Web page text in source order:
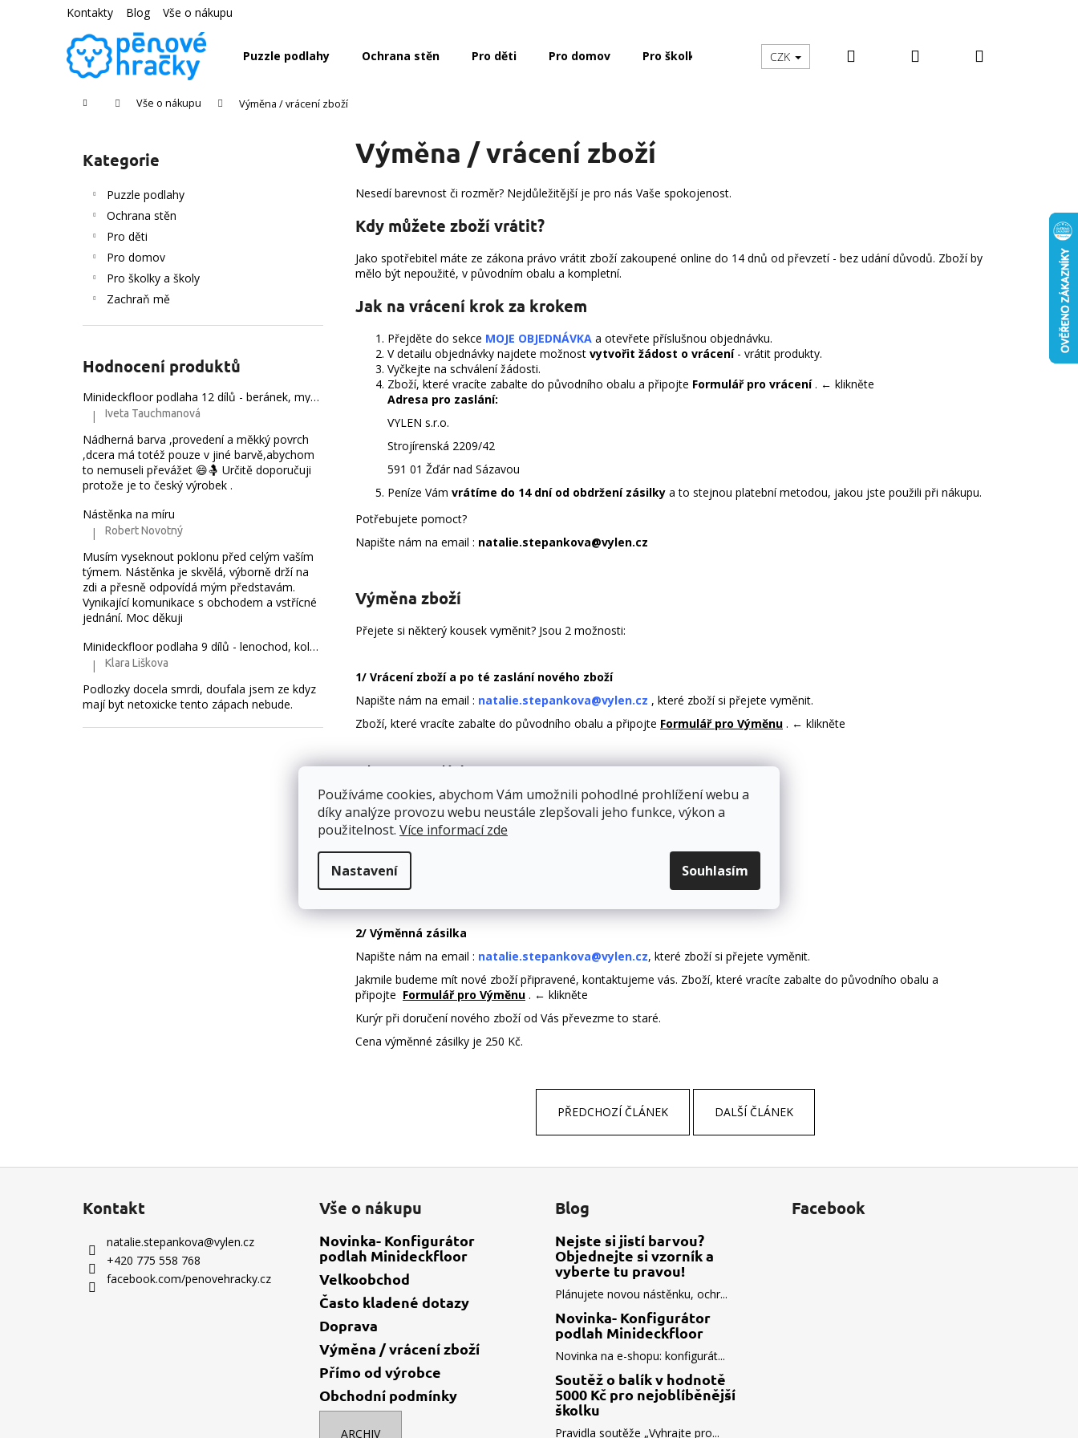
Používáme cookies, abychom Vám umožnili pohodlné prohlížení webu a
díky analýze provozu webu neustále zlepšovali jeho funkce, výkon a
použitelnost. Více informací zde
Nastavení Souhlasím
Kontakty Blog Vše o nákupu
Puzzle podlahy Ochrana stěn Pro děti Pro domov Pro školky a školy Zachraň mě Moje objednávka
CZK Hledat PřihlášeníNákupní
Domů Vše o nákupu Výměna / vrácení zboží
Přeskočit
kategorie
Kategorie
Puzzle podlahy
Ochrana stěn
Pro děti
Pro domov
Pro školky a školy
Zachraň mě
Hodnocení produktů
Minideckfloor podlaha 12 dílů - beránek, myška, mráček a duha 230162
Hodnocení produktu je 5 z 5 hvězdiček.
| Iveta Tauchmanová
Nádherná barva ,provedení a měkký povrch
,dcera má totéž pouze v jiné barvě,abychom
to nemuseli převážet 😄🤱 Určitě doporučuji
protože je to český výrobek .
Nástěnka na míru
Hodnocení produktu je 5 z 5 hvězdiček.
| Robert Novotný
Musím vyseknout poklonu před celým vaším
týmem. Nástěnka je skvělá, výborně drží na
zdi a přesně odpovídá mým představám.
Vynikající komunikace s obchodem a vstřícné
jednání. Moc děkuji
Minideckfloor podlaha 9 dílů - lenochod, koloušek a jednorožec 24-9-08
Hodnocení produktu je 5 z 5 hvězdiček.
| Klara Liškova
Podlozky docela smrdi, doufala jsem ze kdyz
mají byt netoxicke tento zápach nebude.
Výměna / vrácení zboží
Nesedí barevnost či rozměr? Nejdůležitější je pro nás Vaše spokojenost.
Kdy můžete zboží vrátit?
Jako spotřebitel máte ze zákona právo vrátit zboží zakoupené online do 14 dnů od převzetí - bez udání důvodů. Zboží by
mělo být nepoužité, v původním obalu a kompletní.
Jak na vrácení krok za krokem
Přejděte do sekce MOJE OBJEDNÁVKA a otevřete příslušnou objednávku.
V detailu objednávky najdete možnost vytvořit žádost o vrácení- vrátit produkty.
Vyčkejte na schválení žádosti.
Zboží, které vracíte zabalte do původního obalu a připojte Formulář pro vrácení . ← klikněte
Adresa pro zaslání:
VYLEN s.r.o.
Strojírenská 2209/42
591 01 Žďár nad Sázavou
Peníze Vám vrátíme do 14 dní od obdržení zásilky a to stejnou platební metodou, jakou jste použili při nákupu.
Potřebujete pomoct?
Napište nám na email : natalie.stepankova@vylen.cz
Výměna zboží
Přejete si některý kousek vyměnit? Jsou 2 možnosti:
1/ Vrácení zboží a po té zaslání nového zboží
Napište nám na email : natalie.stepankova@vylen.cz , které zboží si přejete vyměnit.
Zboží, které vracíte zabalte do původního obalu a připojte Formulář pro Výměnu . ← klikněte
Adresa pro zaslání:
VYLEN s.r.o.
Strojírenská 2209/42
591 01 Žďár nad Sázavou
Po přijetí zboží Vám zašleme nové. Poštovné se řídí dle ceníku dopravy
2/ Výměnná zásilka
Napište nám na email : natalie.stepankova@vylen.cz, které zboží si přejete vyměnit.
Jakmile budeme mít nové zboží připravené, kontaktujeme vás. Zboží, které vracíte zabalte do původního obalu a
připojte Formulář pro Výměnu . ← klikněte
Kurýr při doručení nového zboží od Vás převezme to staré.
Cena výměnné zásilky je 250 Kč.
PŘEDCHOZÍ ČLÁNEK DALŠÍ ČLÁNEK
Zpět
Zpět
HLEDAT
Doporučujeme
Kontakt
natalie.stepankova@vylen.cz
+420 775 558 768
facebook.com/penovehracky.cz
Vše o nákupu
Novinka- Konfigurátor
podlah Minideckfloor
Velkoobchod
Často kladené dotazy
Doprava
Výměna / vrácení zboží
Přímo od výrobce
Obchodní podmínky
ARCHIV
Blog
Nejste si jistí barvou?
Objednejte si vzorník a
vyberte tu pravou!
Plánujete novou nástěnku, ochr...
Novinka- Konfigurátor
podlah Minideckfloor
Novinka na e-shopu: konfigurát...
Soutěž o balík v hodnotě
5000 Kč pro nejoblíběnější
školku
Pravidla soutěže „Vyhrajte pro...
Facebook